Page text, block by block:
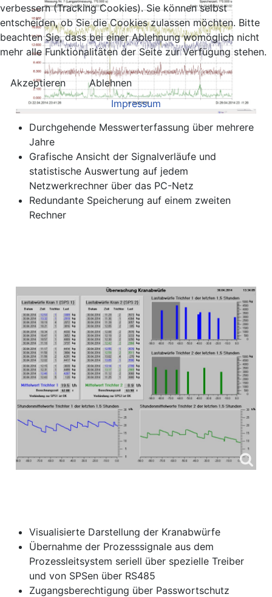
Durchgehende Messwerterfassung über mehrere
Jahre
Grafische Ansicht der Signalverläufe und
statistische Auswertung auf jedem
Netzwerkrechner über das PC-Netz
Redundante Speicherung auf einem zweiten
Rechner
Visualisierte Darstellung der Kranabwürfe
Übernahme der Prozesssignale aus dem
Prozessleitsystem seriell über spezielle Treiber
und von SPSen über RS485
Zugangsberechtigung über Passwortschutz
verbessern (Tracking Cookies). Sie können selbst
entscheiden, ob Sie die Cookies zulassen möchten. Bitte
beachten Sie, dass bei einer Ablehnung womöglich nicht
mehr alle Funktionalitäten der Seite zur Verfügung stehen.
Akzeptieren
Ablehnen
Impressum